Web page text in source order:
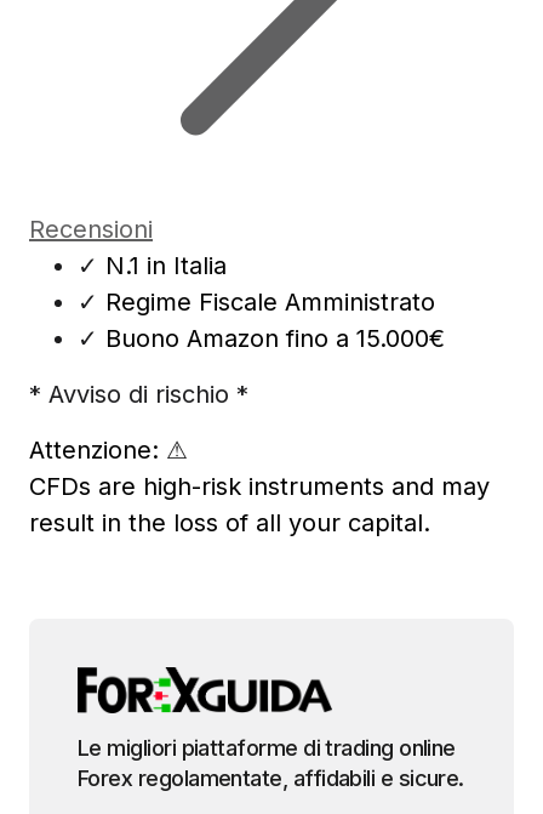
Recensioni
✓ N.1 in Italia
✓ Regime Fiscale Amministrato
✓ Buono Amazon fino a 15.000€
* Avviso di rischio *
Attenzione: ⚠
CFDs are high-risk instruments and may
result in the loss of all your capital.
Le migliori piattaforme di trading online
Forex regolamentate, affidabili e sicure.